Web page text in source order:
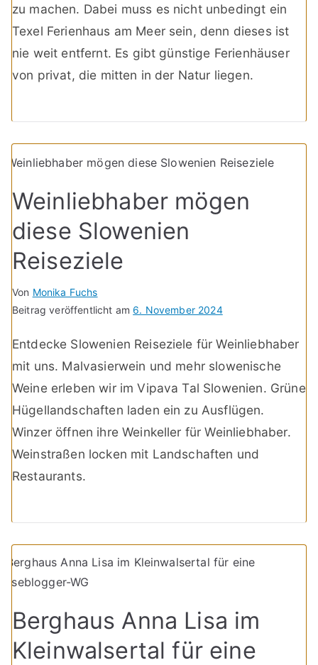
zu machen. Dabei muss es nicht unbedingt ein
Texel Ferienhaus am Meer sein, denn dieses ist
nie weit entfernt. Es gibt günstige Ferienhäuser
von privat, die mitten in der Natur liegen.
Weinliebhaber mögen
diese Slowenien
Reiseziele
Von Monika Fuchs
Beitrag veröffentlicht am 6. November 2024
Entdecke Slowenien Reiseziele für Weinliebhaber
mit uns. Malvasierwein und mehr slowenische
Weine erleben wir im Vipava Tal Slowenien. Grüne
Hügellandschaften laden ein zu Ausflügen.
Winzer öffnen ihre Weinkeller für Weinliebhaber.
Weinstraßen locken mit Landschaften und
Restaurants.
Berghaus Anna Lisa im
Kleinwalsertal für eine